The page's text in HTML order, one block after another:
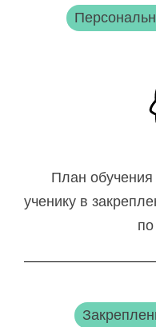
План
ученику в